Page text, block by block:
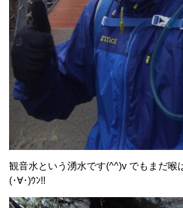
観音水という湧水です(^^)v でもまだ喉
(･∀･)ｳﾝ!!